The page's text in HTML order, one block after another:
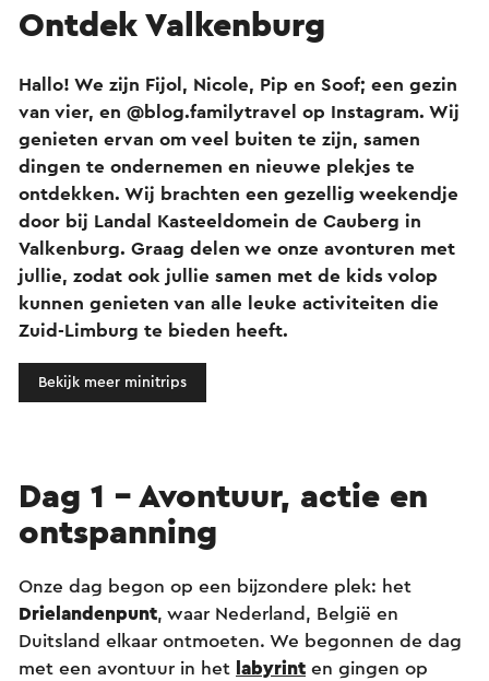
Ontdek Valkenburg
Hallo! We zijn Fijol, Nicole, Pip en Soof; een gezin
van vier, en @blog.familytravel op Instagram. Wij
genieten ervan om veel buiten te zijn, samen
dingen te ondernemen en nieuwe plekjes te
ontdekken. Wij brachten een gezellig weekendje
door bij Landal Kasteeldomein de Cauberg in
Valkenburg. Graag delen we onze avonturen met
jullie, zodat ook jullie samen met de kids volop
kunnen genieten van alle leuke activiteiten die
Zuid-Limburg te bieden heeft.
Bekijk meer minitrips
Dag 1 - Avontuur, actie en
ontspanning
Onze dag begon op een bijzondere plek: het
Drielandenpunt, waar Nederland, België en
Duitsland elkaar ontmoeten. We begonnen de dag
met een avontuur in het labyrint en gingen op